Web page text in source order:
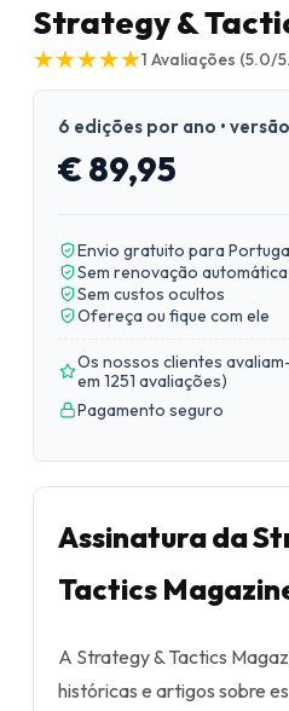
Strategy &
★
★★
★★
★★
★★
★1 Avaliações (5.0/
6 edições por ano •
€ 89,95
Envio gratuito para
Sem renovação automática
Sem custos ocultos
Ofereça ou fique com ele
Os nossos clientes
em 1251 avaliações)
Pagamento seguro
Assinatura da
Tactics
A Strategy & Tactics
históricas e artigos sobre